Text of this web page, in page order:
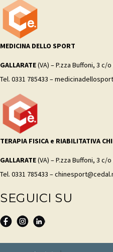
MEDICINA DELLO SPORT
GALLARATE(VA) – P.zza Buffoni, 3 c/
Tel. 0331 785433 –
TERAPIA FISICA e RIABILITATIVA
GALLARATE(VA) – P.zza Buffoni, 3 c/
Tel. 0331 785433 –
SEGUICI SU